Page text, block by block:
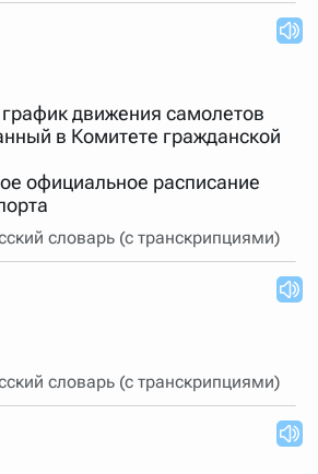
движения самолетов
в Комитете гражданской
официальное расписание
словарь (с транскрипциями)
словарь (с транскрипциями)